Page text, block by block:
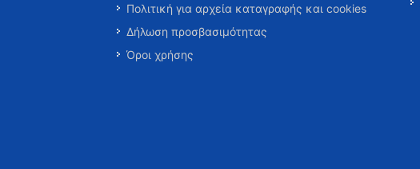
Πολιτική για αρχεία καταγραφής και cookies
Δήλωση προσβασιμότητας
Όροι χρήσης